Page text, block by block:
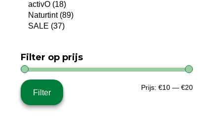
activO (18)
Naturtint (89)
SALE (37)
Filter op prijs
Min.
Max.
Filter
Prijs: €10 — €20